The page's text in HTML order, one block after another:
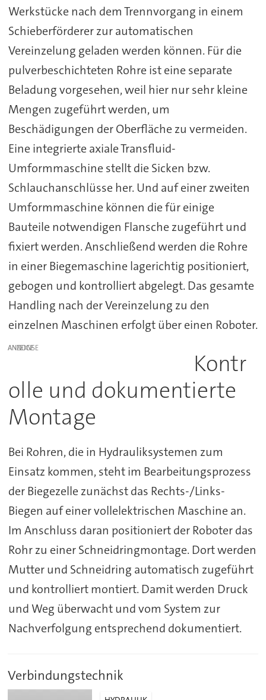
Werkstücke nach dem Trennvorgang in einem
Schieberförderer zur automatischen
Vereinzelung geladen werden können. Für die
pulverbeschichteten Rohre ist eine separate
Beladung vorgesehen, weil hier nur sehr kleine
Mengen zugeführt werden, um
Beschädigungen der Oberfläche zu vermeiden.
Eine integrierte axiale Transfluid-
Umformmaschine stellt die Sicken bzw.
Schlauchanschlüsse her. Und auf einer zweiten
Umformmaschine können die für einige
Bauteile notwendigen Flansche zugeführt und
fixiert werden. Anschließend werden die Rohre
in einer Biegemaschine lagerichtig positioniert,
gebogen und kontrolliert abgelegt. Das gesamte
Handling nach der Vereinzelung zu den
einzelnen Maschinen erfolgt über einen Roboter.
ANZEIGE
Kontr
olle und dokumentierte
Montage
Bei Rohren, die in Hydrauliksystemen zum
Einsatz kommen, steht im Bearbeitungsprozess
der Biegezelle zunächst das Rechts-/Links-
Biegen auf einer vollelektrischen Maschine an.
Im Anschluss daran positioniert der Roboter das
Rohr zu einer Schneidringmontage. Dort werden
Mutter und Schneidring automatisch zugeführt
und kontrolliert montiert. Damit werden Druck
und Weg überwacht und vom System zur
Nachverfolgung entsprechend dokumentiert.
Verbindungstechnik